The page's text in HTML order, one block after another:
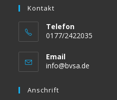
a
new
in
a
new
Kontakt
Telefon
0177/2422035
Email
info@bvsa.de
Anschrift